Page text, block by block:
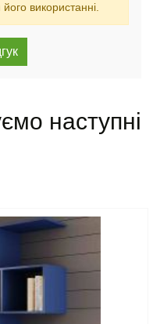
використанні.
наступні